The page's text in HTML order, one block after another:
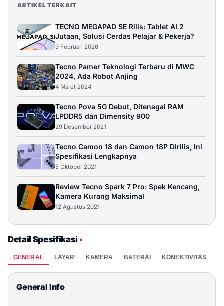
ARTIKEL TERKAIT
TECNO MEGAPAD SE Rilis: Tablet AI 2
Jutaan, Solusi Cerdas Pelajar & Pekerja?
9 Februari 2026
Tecno Pamer Teknologi Terbaru di MWC
2024, Ada Robot Anjing
4 Maret 2024
Tecno Pova 5G Debut, Ditenagai RAM
LPDDR5 dan Dimensity 900
29 Desember 2021
Tecno Camon 18 dan Camon 18P Dirilis, Ini
Spesifikasi Lengkapnya
5 Oktober 2021
Review Tecno Spark 7 Pro: Spek Kencang,
Kamera Kurang Maksimal
12 Agustus 2021
Detail Spesifikasi•
GENERAL LAYAR KAMERA BATERAI KONEKTIVITAS
General Info